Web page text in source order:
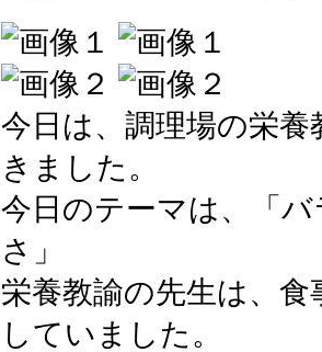
今日は、調理場の栄
きました。
今日のテーマは、「
さ」
栄養教諭の先生は、
していました。